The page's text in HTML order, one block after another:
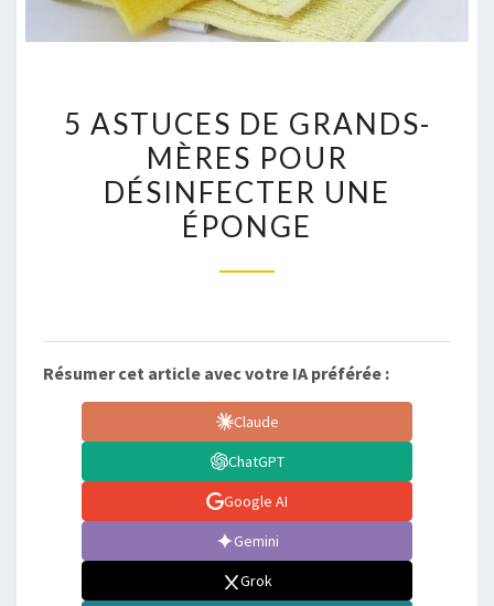
ASTUCES
DE
GRANDS-
MÈRES
DÉSINFECTER
ÉPONGE
5 ASTUCES DE GRANDS-
MÈRES POUR
DÉSINFECTER UNE
ÉPONGE
Résumer cet article avec votre IA préférée :
Claude
ChatGPT
Google AI
Gemini
Grok